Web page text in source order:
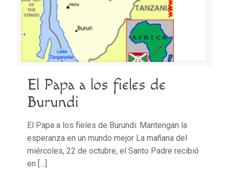
El Papa a los fieles de
Burundi
El Papa a los fieles de Burundi: Mantengan la
esperanza en un mundo mejor La mañana del
miércoles, 22 de octubre, el Santo Padre recibió
en […]